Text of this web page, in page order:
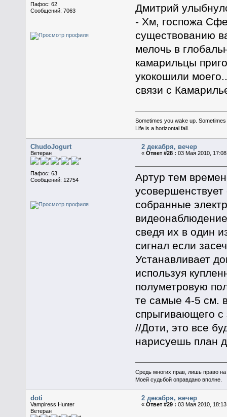
Пафос: 62
Сообщений: 7063
Дмитрий
- Хм, госпожа
существованию
мелочь в
камарильцы
укокошили
связи с
Sometimes you wake up.
Life is a horizontal fall.
ChudoJogurt
Ветеран
Пафос: 63
Сообщений: 12754
2 декабря, вечер
«Ответ #28 : 03 Мая 2010,
Артур тем
собранные
сведя их в один
сигнал если
Устанавливает
используя
полуметровую
те самые 4-5 см.
спрыгивающего с
//Доти, это все
нарисуешь план
Средь многих прав, лишь право
Моей судьбой оправдано вполне.
doti
Vampiress Hunter
Ветеран
2 декабря, вечер
«Ответ #29 : 03 Мая 2010,